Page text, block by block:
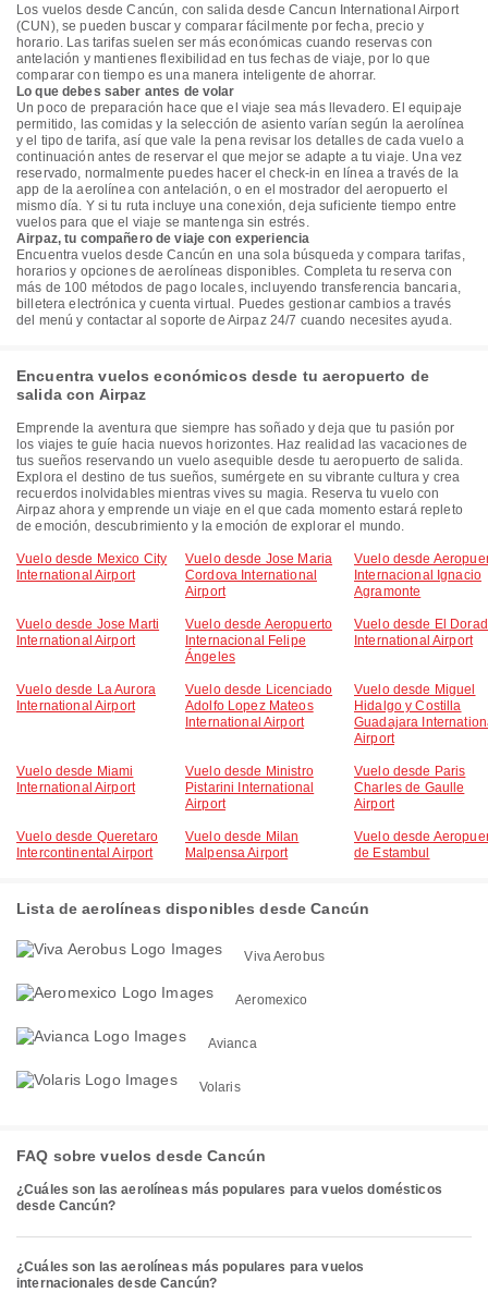
Los vuelos desde Cancún, con salida desde Cancun International Airport
(CUN), se pueden buscar y comparar fácilmente por fecha, precio y
horario. Las tarifas suelen ser más económicas cuando reservas con
antelación y mantienes flexibilidad en tus fechas de viaje, por lo que
comparar con tiempo es una manera inteligente de ahorrar.
Lo que debes saber antes de volar
Un poco de preparación hace que el viaje sea más llevadero. El equipaje
permitido, las comidas y la selección de asiento varían según la aerolínea
y el tipo de tarifa, así que vale la pena revisar los detalles de cada vuelo a
continuación antes de reservar el que mejor se adapte a tu viaje. Una vez
reservado, normalmente puedes hacer el check-in en línea a través de la
app de la aerolínea con antelación, o en el mostrador del aeropuerto el
mismo día. Y si tu ruta incluye una conexión, deja suficiente tiempo entre
vuelos para que el viaje se mantenga sin estrés.
Airpaz, tu compañero de viaje con experiencia
Encuentra vuelos desde Cancún en una sola búsqueda y compara tarifas,
horarios y opciones de aerolíneas disponibles. Completa tu reserva con
más de 100 métodos de pago locales, incluyendo transferencia bancaria,
billetera electrónica y cuenta virtual. Puedes gestionar cambios a través
del menú y contactar al soporte de Airpaz 24/7 cuando necesites ayuda.
Encuentra vuelos económicos desde tu aeropuerto de
salida con Airpaz
Emprende la aventura que siempre has soñado y deja que tu pasión por
los viajes te guíe hacia nuevos horizontes. Haz realidad las vacaciones de
tus sueños reservando un vuelo asequible desde tu aeropuerto de salida.
Explora el destino de tus sueños, sumérgete en su vibrante cultura y crea
recuerdos inolvidables mientras vives su magia. Reserva tu vuelo con
Airpaz ahora y emprende un viaje en el que cada momento estará repleto
de emoción, descubrimiento y la emoción de explorar el mundo.
Vuelo desde Mexico City
International Airport
Vuelo desde Jose Maria
Cordova International
Airport
Vuelo desde
Internacional Ignacio
Agramonte
Vuelo desde Jose Marti
International Airport
Vuelo desde Aeropuerto
Internacional Felipe
Ángeles
Vuelo desde El
International Airport
Vuelo desde La Aurora
International Airport
Vuelo desde Licenciado
Adolfo Lopez Mateos
International Airport
Vuelo desde Miguel
Hidalgo y Costilla
Guadajara
Airport
Vuelo desde Miami
International Airport
Vuelo desde Ministro
Pistarini International
Airport
Vuelo desde Paris
Charles de Gaulle
Airport
Vuelo desde Queretaro
Intercontinental Airport
Vuelo desde Milan
Malpensa Airport
Vuelo desde
de Estambul
Lista de aerolíneas disponibles desde Cancún
Viva Aerobus
Aeromexico
Avianca
Volaris
FAQ sobre vuelos desde Cancún
¿Cuáles son las aerolíneas más populares para vuelos domésticos
desde Cancún?
¿Cuáles son las aerolíneas más populares para vuelos
internacionales desde Cancún?